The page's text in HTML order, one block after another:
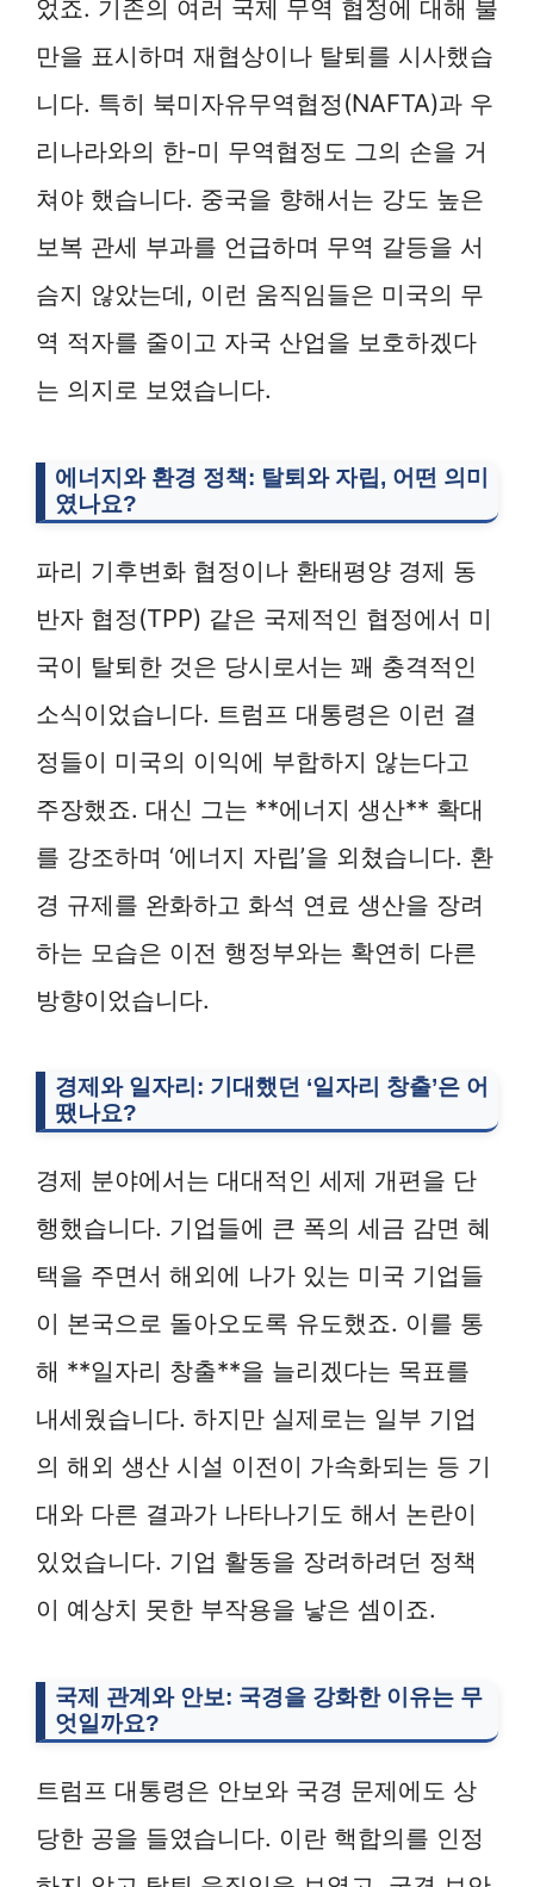
었죠. 기존의 여러 국제 무역 협정에 대해 불
만을 표시하며 재협상이나 탈퇴를 시사했습
니다. 특히 북미자유무역협정(NAFTA)과 우
리나라와의 한-미 무역협정도 그의 손을 거
쳐야 했습니다. 중국을 향해서는 강도 높은
보복 관세 부과를 언급하며 무역 갈등을 서
슴지 않았는데, 이런 움직임들은 미국의 무
역 적자를 줄이고 자국 산업을 보호하겠다
는 의지로 보였습니다.
에너지와 환경 정책: 탈퇴와 자립, 어떤 의미
였나요?
파리 기후변화 협정이나 환태평양 경제 동
반자 협정(TPP) 같은 국제적인 협정에서 미
국이 탈퇴한 것은 당시로서는 꽤 충격적인
소식이었습니다. 트럼프 대통령은 이런 결
정들이 미국의 이익에 부합하지 않는다고
주장했죠. 대신 그는 **에너지 생산** 확대
를 강조하며 ‘에너지 자립’을 외쳤습니다. 환
경 규제를 완화하고 화석 연료 생산을 장려
하는 모습은 이전 행정부와는 확연히 다른
방향이었습니다.
경제와 일자리: 기대했던 ‘일자리 창출’은 어
땠나요?
경제 분야에서는 대대적인 세제 개편을 단
행했습니다. 기업들에 큰 폭의 세금 감면 혜
택을 주면서 해외에 나가 있는 미국 기업들
이 본국으로 돌아오도록 유도했죠. 이를 통
해 **일자리 창출**을 늘리겠다는 목표를
내세웠습니다. 하지만 실제로는 일부 기업
의 해외 생산 시설 이전이 가속화되는 등 기
대와 다른 결과가 나타나기도 해서 논란이
있었습니다. 기업 활동을 장려하려던 정책
이 예상치 못한 부작용을 낳은 셈이죠.
국제 관계와 안보: 국경을 강화한 이유는 무
엇일까요?
트럼프 대통령은 안보와 국경 문제에도 상
당한 공을 들였습니다. 이란 핵합의를 인정